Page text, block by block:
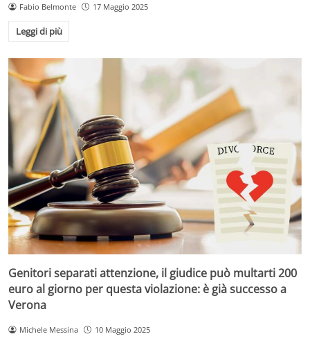
Fabio Belmonte 17 Maggio 2025
Leggi di più
Genitori separati attenzione, il giudice può multarti 200
euro al giorno per questa violazione: è già successo a
Verona
Michele Messina 10 Maggio 2025